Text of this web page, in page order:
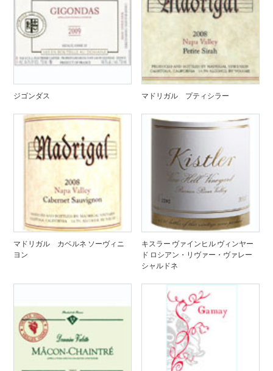
ジゴンダス マドリガル プティシラー
マドリガル カベルネ ソーヴィニ
ヨン
キスラー ヴァインヒル ヴィンヤー
ド ロシアン・リヴァー・ヴァレー
シャルドネ